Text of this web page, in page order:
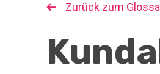
Zurück zum